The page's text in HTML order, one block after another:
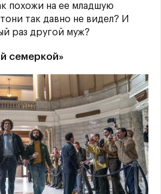
похожи на ее младшую
так давно не видел? И
раз другой муж?
семеркой»